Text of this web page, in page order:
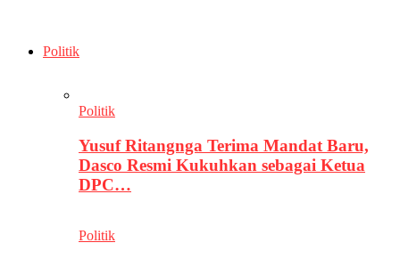
Politik
Politik
Yusuf Ritangnga Terima Mandat Baru,
Dasco Resmi Kukuhkan sebagai Ketua
DPC…
Politik